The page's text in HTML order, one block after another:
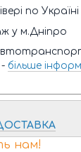
по Україні
у м.Дніпро
більше
нам!